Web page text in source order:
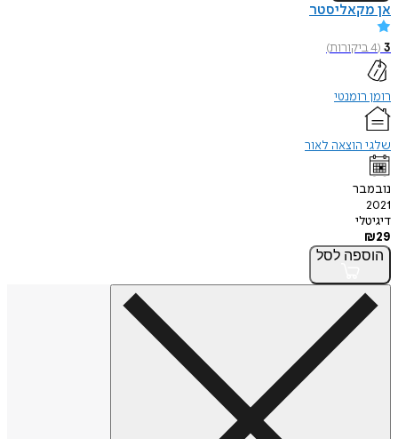
אן מקאליסטר
3
(
4ביקורות)
רומן רומנטי
שלגי הוצאה לאור
נובמבר
2021
דיגיטלי
₪29
הוספה לסל